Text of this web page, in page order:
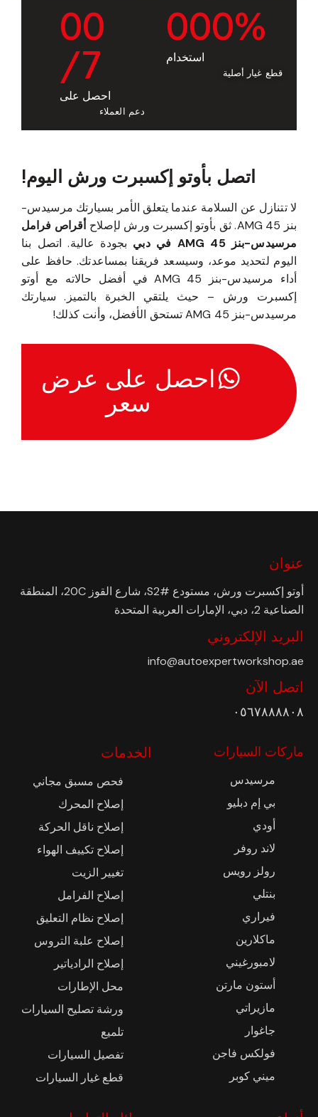
000%
استخدام
قطع غيار أصلية
00
/7
احصل على
دعم العملاء
اتصل بأوتو إكسبرت ورش اليوم!
لا تتنازل عن السلامة عندما يتعلق الأمر بسيارتك مرسيدس-
بنز 45 AMG. ثق بأوتو إكسبرت ورش لإصلاح
أقراص فرامل
مرسيدس-بنز 45 AMG في دبي
بجودة عالية. اتصل بنا
اليوم لتحديد موعد، وسيسعد فريقنا بمساعدتك. حافظ على
أداء مرسيدس-بنز 45 AMG في أفضل حالاته مع أوتو
إكسبرت ورش – حيث يلتقي الخبرة بالتميز. سيارتك
مرسيدس-بنز 45 AMG تستحق الأفضل، وأنت كذلك!
احصل على عرض
سعر
عنوان
أوتو إكسبرت ورش، مستودع #S2، شارع القوز 20C، المنطقة
الصناعية 2، دبي، الإمارات العربية المتحدة
البريد الإلكتروني
info@autoexpertworkshop.ae
اتصل الآن
٠٥٦٧٨٨٨٨٠٨
ماركات السيارات
مرسيدس
بي إم دبليو
أودي
لاند روفر
رولز رويس
بنتلي
فيراري
ماكلارين
لامبورغيني
أستون مارتن
مازيراتي
جاغوار
فولكس فاجن
ميني كوبر
الخدمات
فحص مسبق مجاني
إصلاح المحرك
إصلاح ناقل الحركة
إصلاح تكييف الهواء
تغيير الزيت
إصلاح الفرامل
إصلاح نظام التعليق
إصلاح علبة التروس
إصلاح الرادياتير
محل الإطارات
ورشة تصليح السيارات
تلميع
تفصيل السيارات
قطع غيار السيارات